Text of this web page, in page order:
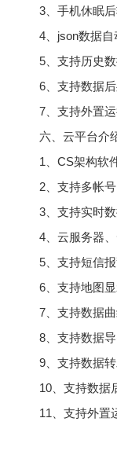
3、手机休眠
4、json数据
5、支持历史
6、支持数据
7、支持外置
六、云平台介
1、CS架构软
2、支持多帐
3、支持实时
4、云服务器
5、支持短信
6、支持地图
7、支持数据
8、支持数据
9、支持数据
10、支持数据
11、支持外置